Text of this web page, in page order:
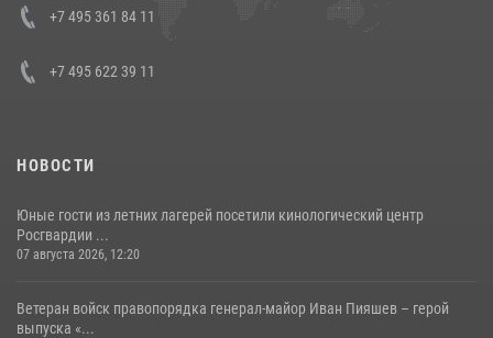
+7 495 361 84 11
+7 495 622 39 11
НОВОСТИ
Юные гости из летних лагерей посетили кинологический центр
Росгвардии ...
07 августа 2026, 12:20
Ветеран войск правопорядка генерал-майор Иван Пияшев – герой
выпуска «...